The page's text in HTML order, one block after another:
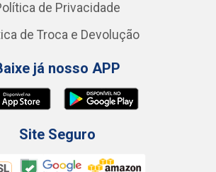
de Privacidade
de Troca e Devolução
já nosso APP
Site Seguro